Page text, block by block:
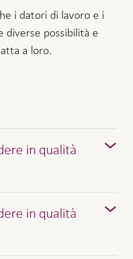
i datori di lavoro e i
diverse possibilità e
a loro.
in qualità
invariata
in qualità